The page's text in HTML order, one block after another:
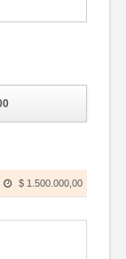
$ 1.500.000,00